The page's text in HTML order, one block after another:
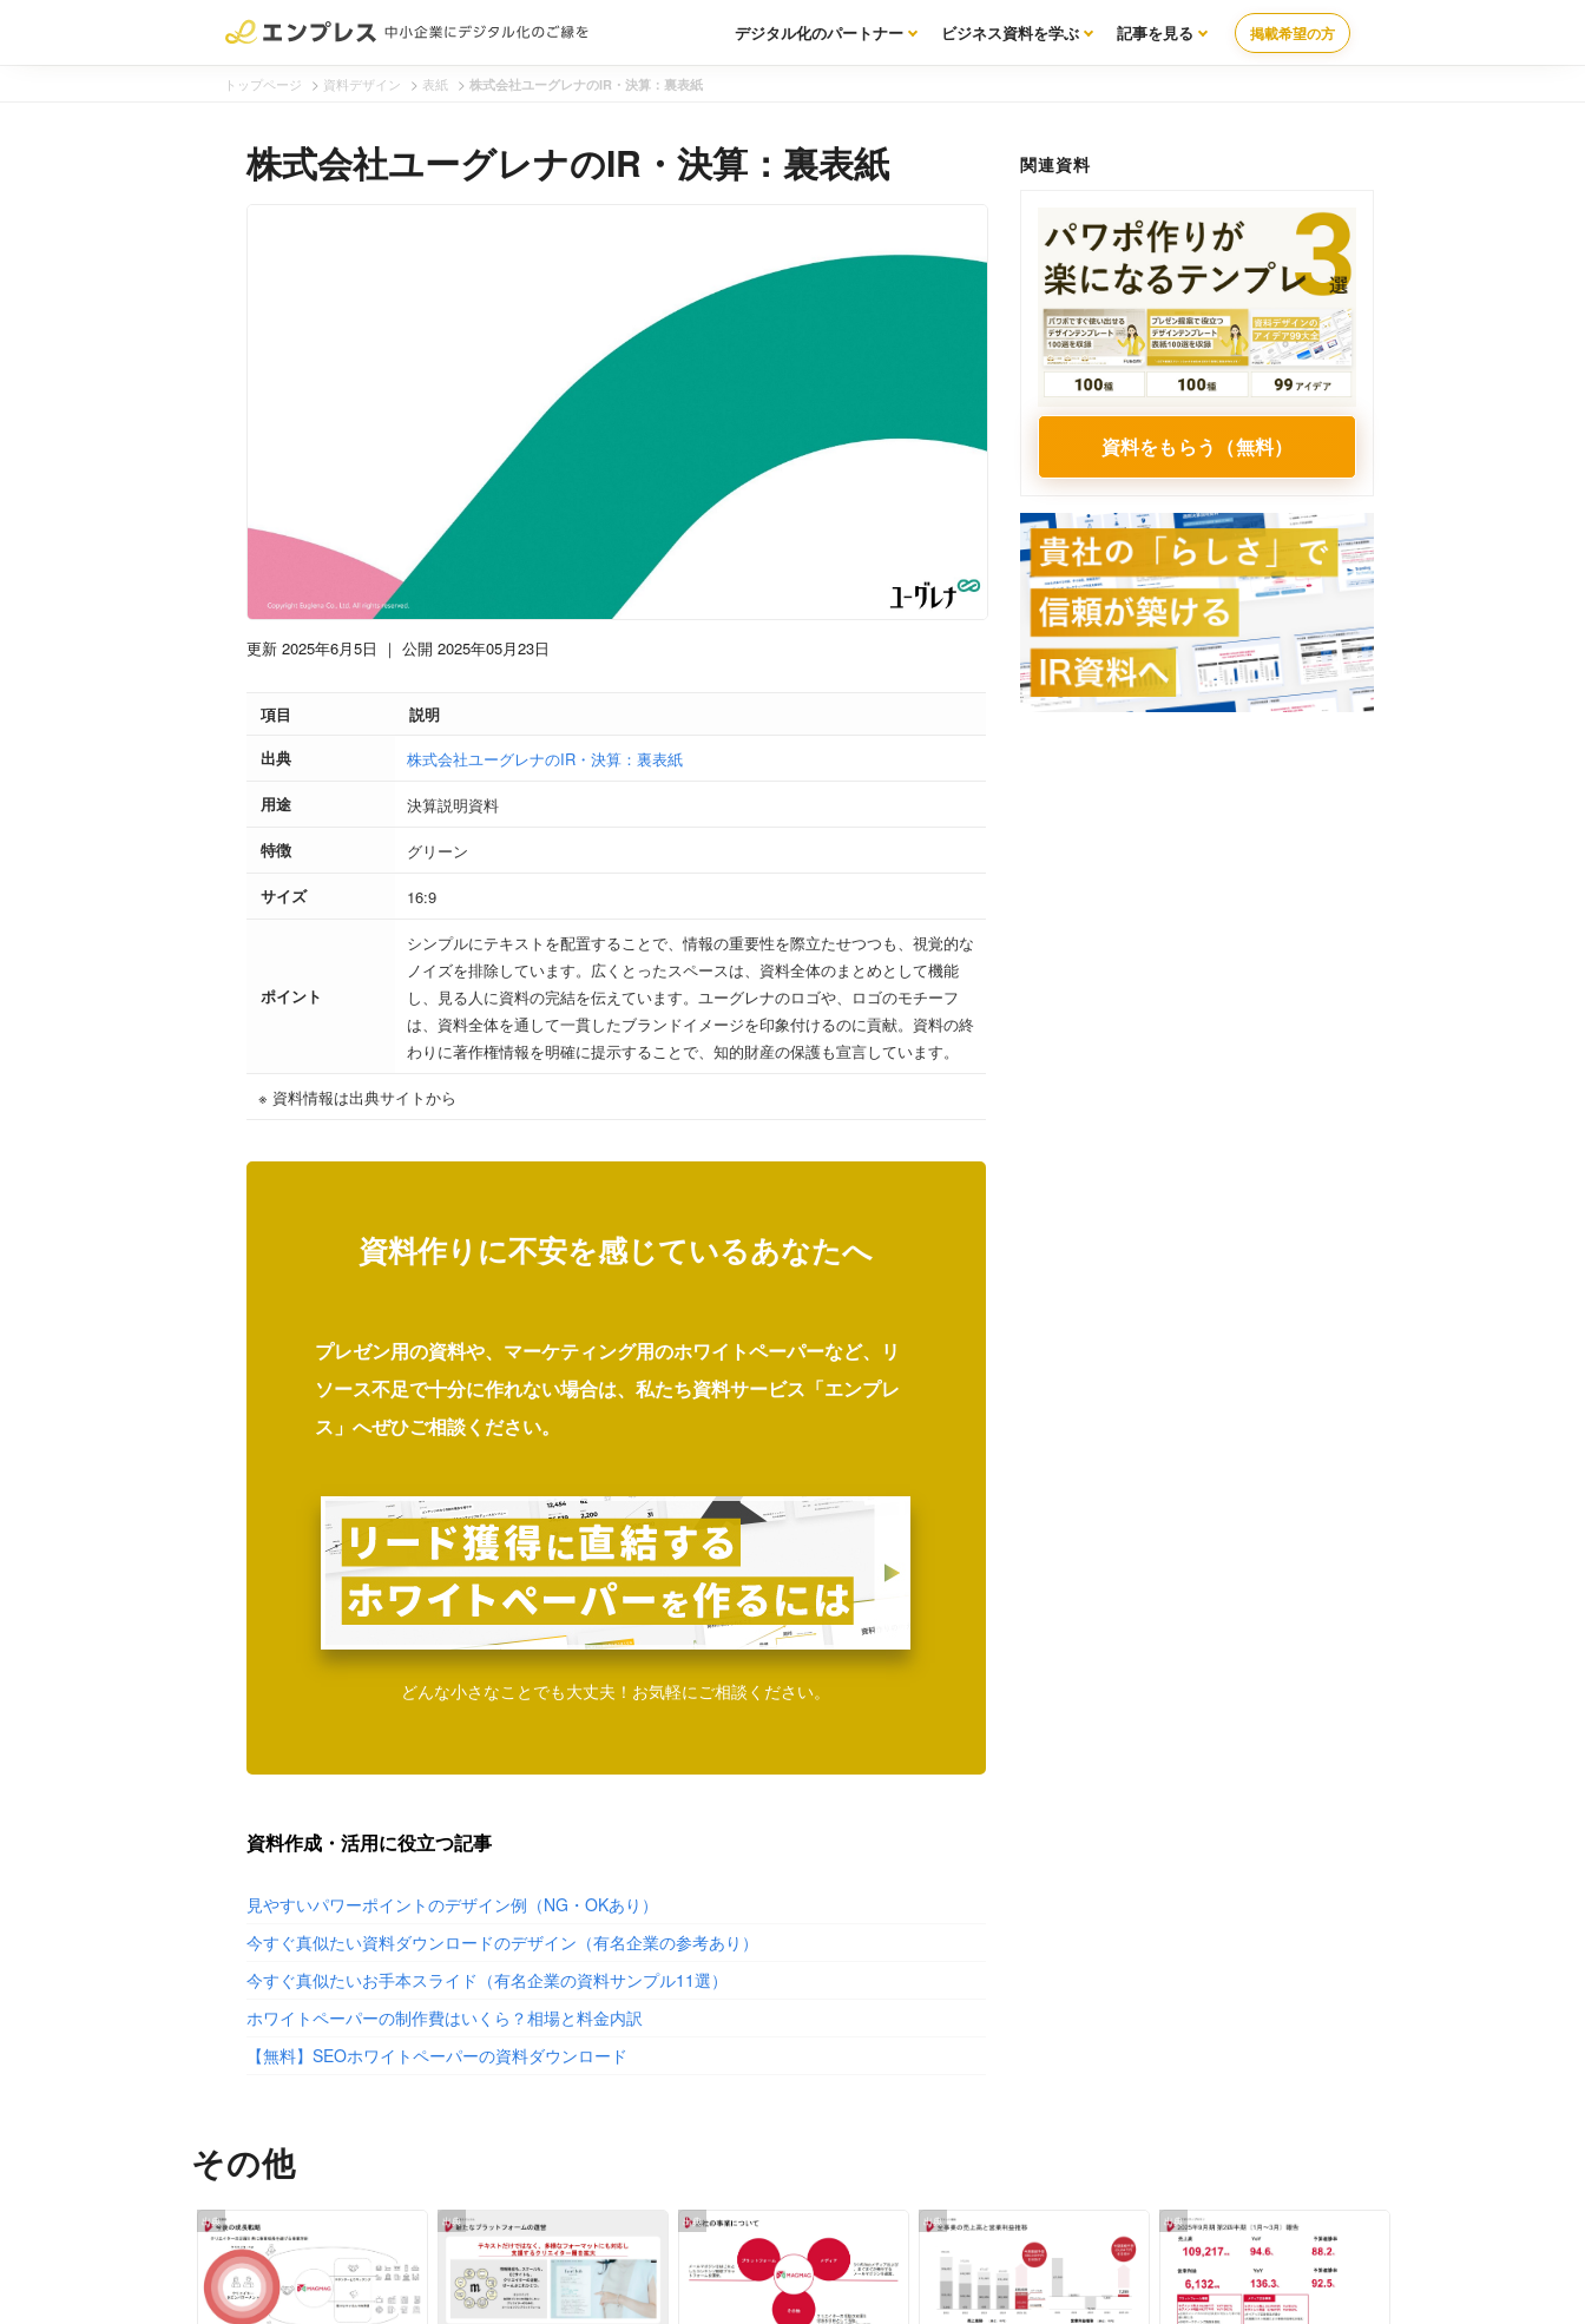
掲載希望の方
デジタル化のパートナー ビジネス資料を学ぶ 記事を見る
トップページ > 資料デザイン > 表紙 > 株式会社ユーグレナのIR・決算：裏表紙
株式会社ユーグレナのIR・決算：裏表紙
更新 2025年6月5日 ｜ 公開 2025年05月23日
項目
説明
出典
株式会社ユーグレナのIR・決算：裏表紙
用途
決算説明資料
特徴
グリーン
サイズ
16:9
ポイント
シンプルにテキストを配置することで、情報の重要性を際立たせつつも、視覚的な
ノイズを排除しています。広くとったスペースは、資料全体のまとめとして機能
し、見る人に資料の完結を伝えています。ユーグレナのロゴや、ロゴのモチーフ
は、資料全体を通して一貫したブランドイメージを印象付けるのに貢献。資料の終
わりに著作権情報を明確に提示することで、知的財産の保護も宣言しています。
※ 資料情報は出典サイトから
資料作りに不安を感じているあなたへ
プレゼン用の資料や、マーケティング用のホワイトペーパーなど、リ
ソース不足で十分に作れない場合は、私たち資料サービス「エンプレ
ス」へぜひご相談ください。
どんな小さなことでも大丈夫！お気軽にご相談ください。
資料作成・活用に役立つ記事
見やすいパワーポイントのデザイン例（NG・OKあり）
今すぐ真似たい資料ダウンロードのデザイン（有名企業の参考あり）
今すぐ真似たいお手本スライド（有名企業の資料サンプル11選）
ホワイトペーパーの制作費はいくら？相場と料金内訳
【無料】SEOホワイトペーパーの資料ダウンロード
関連資料
資料をもらう（無料）
その他
出典 出典 出典 出典 出典